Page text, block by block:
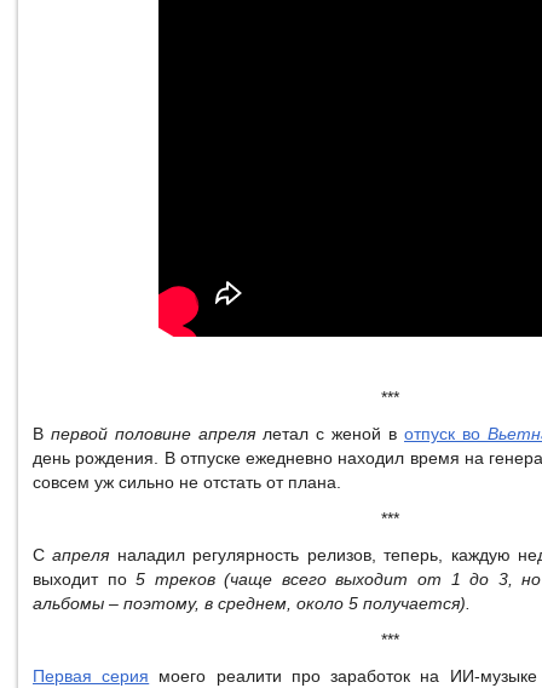
***
В первой половине апреля летал с женой в отпуск во
день рождения. В отпуске ежедневно находил время на
совсем уж сильно не отстать от плана.
***
Сапреля наладил регулярность релизов, теперь, каждую
выходит по5 треков (чаще всего выходит от 1 до 3,
альбомы – поэтому, в среднем, около 5 получается).
***
Первая серия моего реалити про заработок на ИИ-